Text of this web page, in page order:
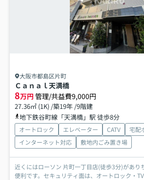
大阪市都島区片町
Ｃａｎａｌ天満橋
8万円 管理/共益費9,000円
27.36㎡ (1K) /築19年 /9階建
地下鉄谷町線「天満橋」駅 徒歩8分
オートロック エレベーター CATV
宅配
インターネット対応
敷地内ごみ置き場
近くにはローソン 片町一丁目店(徒歩3分)があり
便利です。セキュリティ面は、オートロック・